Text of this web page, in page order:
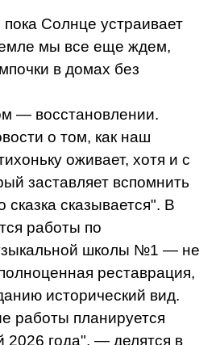
Солнце устраивает
мы все еще ждем,
в домах без
— восстановлении.
о том, как наш
оживает, хотя и с
заставляет вспомнить
сказка сказывается". В
работы по
школы №1 — не
реставрация,
исторический вид.
работы планируется
2026 года", — делятся в